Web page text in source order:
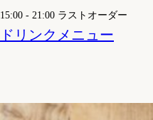
15:00 - 21:00 ラストオーダー
ドリンクメニュー